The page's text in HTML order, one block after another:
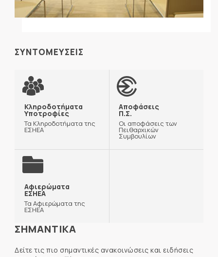
ΣΥΝΤΟΜΕΥΣΕΙΣ
Κληροδοτήματα
Υποτροφίες
Τα Κληροδοτήματα της
ΕΣΗΕΑ
Αποφάσεις
Π.Σ.
Οι αποφάσεις των
Πειθαρχικών
Συμβουλίων
Αφιερώματα
ΕΣΗΕΑ
Τα Αφιερώματα της
ΕΣΗΕΑ
ΣΗΜΑΝΤΙΚΑ
Δείτε τις πιο σημαντικές ανακοινώσεις και ειδήσεις